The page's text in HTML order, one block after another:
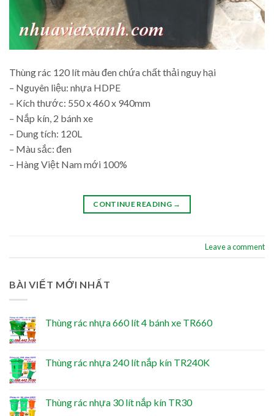
Thùng rác 120 lít màu đen chứa chất thải nguy hại
– Nguyên liệu: nhựa HDPE
– Kích thước: 550 x 460 x 940mm
– Nắp kín, 2 bánh xe
– Dung tích: 120L
– Màu sắc: đen
– Hàng Việt Nam mới 100%
CONTINUE READING →
Leave a comment
BÀI VIẾT MỚI NHẤT
Thùng rác nhựa 660 lít 4 bánh xe TR660
Thùng rác nhựa 240 lít nắp kín TR240K
Thùng rác nhựa 30 lít nắp kín TR30